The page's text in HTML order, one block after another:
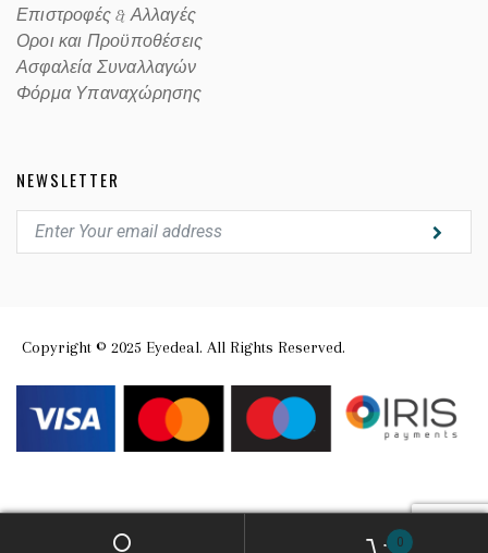
Επιστροφές & Αλλαγές
Οροι και Προϋποθέσεις
Ασφαλεία Συναλλαγών
Φόρμα Υπαναχώρησης
NEWSLETTER
Copyright © 2025 Eyedeal. All Rights Reserved.
0